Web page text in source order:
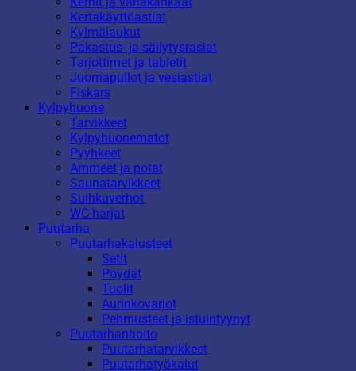
Kertakäyttöastiat
Kylmälaukut
Pakastus- ja säilytysrasiat
Tarjottimet ja tabletit
Juomapullot ja vesiastiat
Fiskars
Kylpyhuone
Tarvikkeet
Kylpyhuonematot
Pyyhkeet
Ammeet ja potat
Saunatarvikkeet
Suihkuverhot
WC-harjat
Puutarha
Puutarhakalusteet
Setit
Pöydät
Tuolit
Aurinkovarjot
Pehmusteet ja istuintyynyt
Puutarhanhoito
Puutarhatarvikkeet
Puutarhatyökalut